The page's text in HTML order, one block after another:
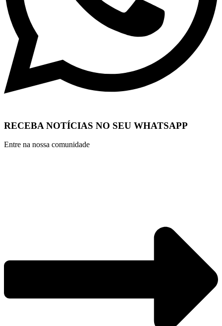
RECEBA NOTÍCIAS NO SEU WHATSAPP
Entre na nossa comunidade